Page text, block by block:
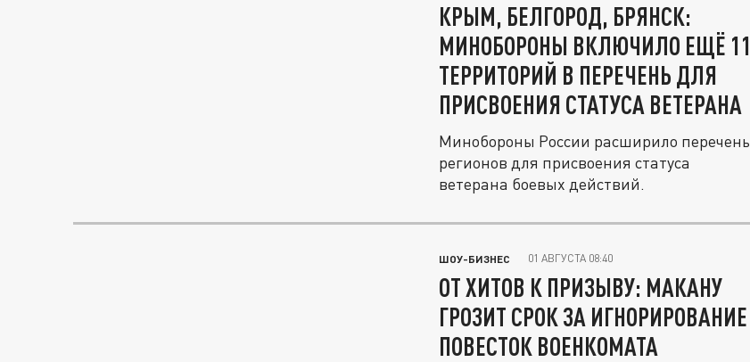
КРЫМ, БЕЛГОРОД, БРЯНСК:
МИНОБОРОНЫ ВКЛЮЧИЛО ЕЩЁ 11
ТЕРРИТОРИЙ В ПЕРЕЧЕНЬ ДЛЯ
ПРИСВОЕНИЯ СТАТУСА ВЕТЕРАНА
Минобороны России расширило перечень
регионов для присвоения статуса
ветерана боевых действий.
ШОУ-БИЗНЕС 01 АВГУСТА 08:40
ОТ ХИТОВ К ПРИЗЫВУ: МАКАНУ
ГРОЗИТ СРОК ЗА ИГНОРИРОВАНИЕ
ПОВЕСТОК ВОЕНКОМАТА